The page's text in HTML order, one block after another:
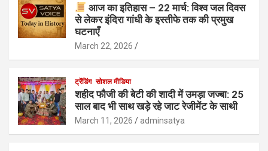
आज का इतिहास – 22 मार्च: विश्व जल दिवस
से लेकर इंदिरा गांधी के इस्तीफे तक की प्रमुख
घटनाएँ
March 22, 2026
ट्रेंडिंग सोशल मीडिया
शहीद फौजी की बेटी की शादी में उमड़ा जज्बा: 25
साल बाद भी साथ खड़े रहे जाट रेजीमेंट के साथी
March 11, 2026 adminsatya